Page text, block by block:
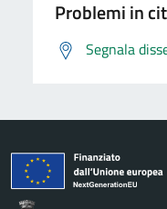
Problemi in
Segnala